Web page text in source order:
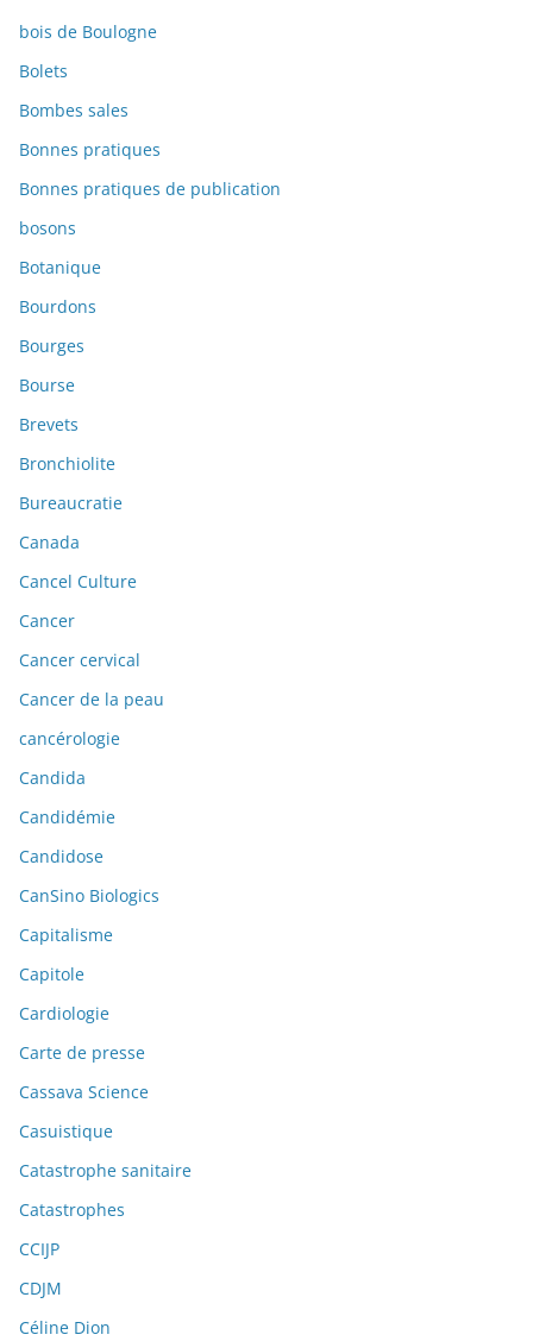
bois de Boulogne
Bolets
Bombes sales
Bonnes pratiques
Bonnes pratiques de publication
bosons
Botanique
Bourdons
Bourges
Bourse
Brevets
Bronchiolite
Bureaucratie
Canada
Cancel Culture
Cancer
Cancer cervical
Cancer de la peau
cancérologie
Candida
Candidémie
Candidose
CanSino Biologics
Capitalisme
Capitole
Cardiologie
Carte de presse
Cassava Science
Casuistique
Catastrophe sanitaire
Catastrophes
CCIJP
CDJM
Céline Dion